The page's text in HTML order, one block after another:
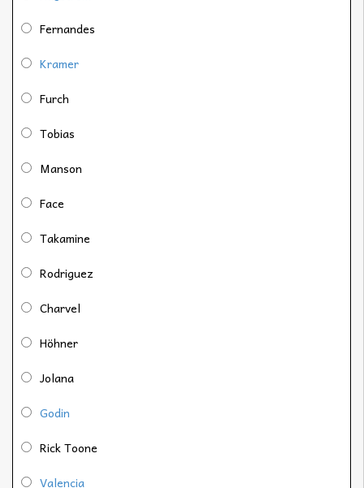
Fernandes
Kramer
Furch
Tobias
Manson
Face
Takamine
Rodriguez
Charvel
Höhner
Jolana
Godin
Rick Toone
Valencia